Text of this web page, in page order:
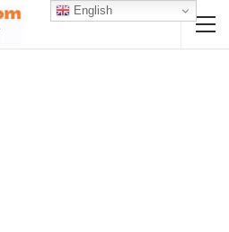
English